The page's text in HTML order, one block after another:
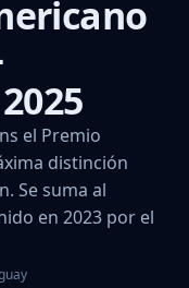
el Premio
distinción
Se suma al
en 2023 por el